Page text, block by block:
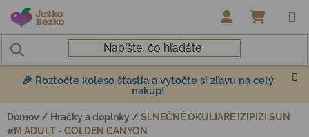
Prejsť na obsah
🎉 Roztočte koleso šťastia a vytočte si zľavu na celý
nákup!
Domov / Hračky a doplnky / SLNEČNÉ OKULIARE IZIPIZI SUN
#M ADULT - GOLDEN CANYON